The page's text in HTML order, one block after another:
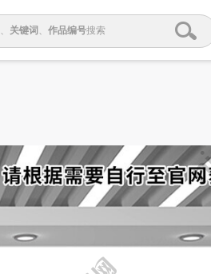
、 关键词 、 作品编号搜索